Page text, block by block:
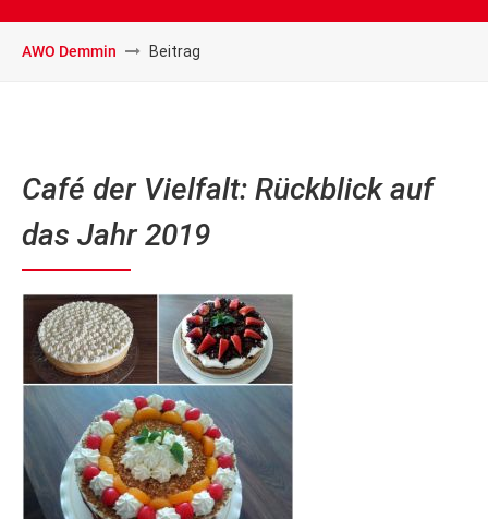
AWO Demmin Beitrag
Café der Vielfalt: Rückblick auf
das Jahr 2019